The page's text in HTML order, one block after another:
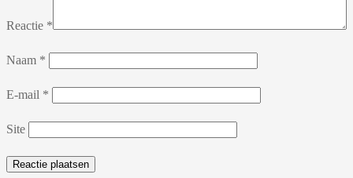
Reactie *
Naam *
E-mail *
Site